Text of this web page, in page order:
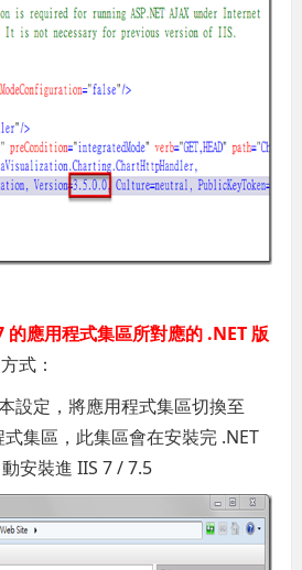
的應用程式集區所對應的 .NET 版
式：
設定，將應用程式集區切換至
式集區，此集區會在安裝完 .NET
安裝進 IIS 7 / 7.5